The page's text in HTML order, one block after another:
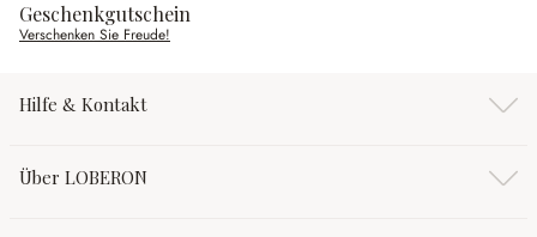
Geschenkgutschein
Verschenken Sie Freude!
Hilfe & Kontakt
Über LOBERON